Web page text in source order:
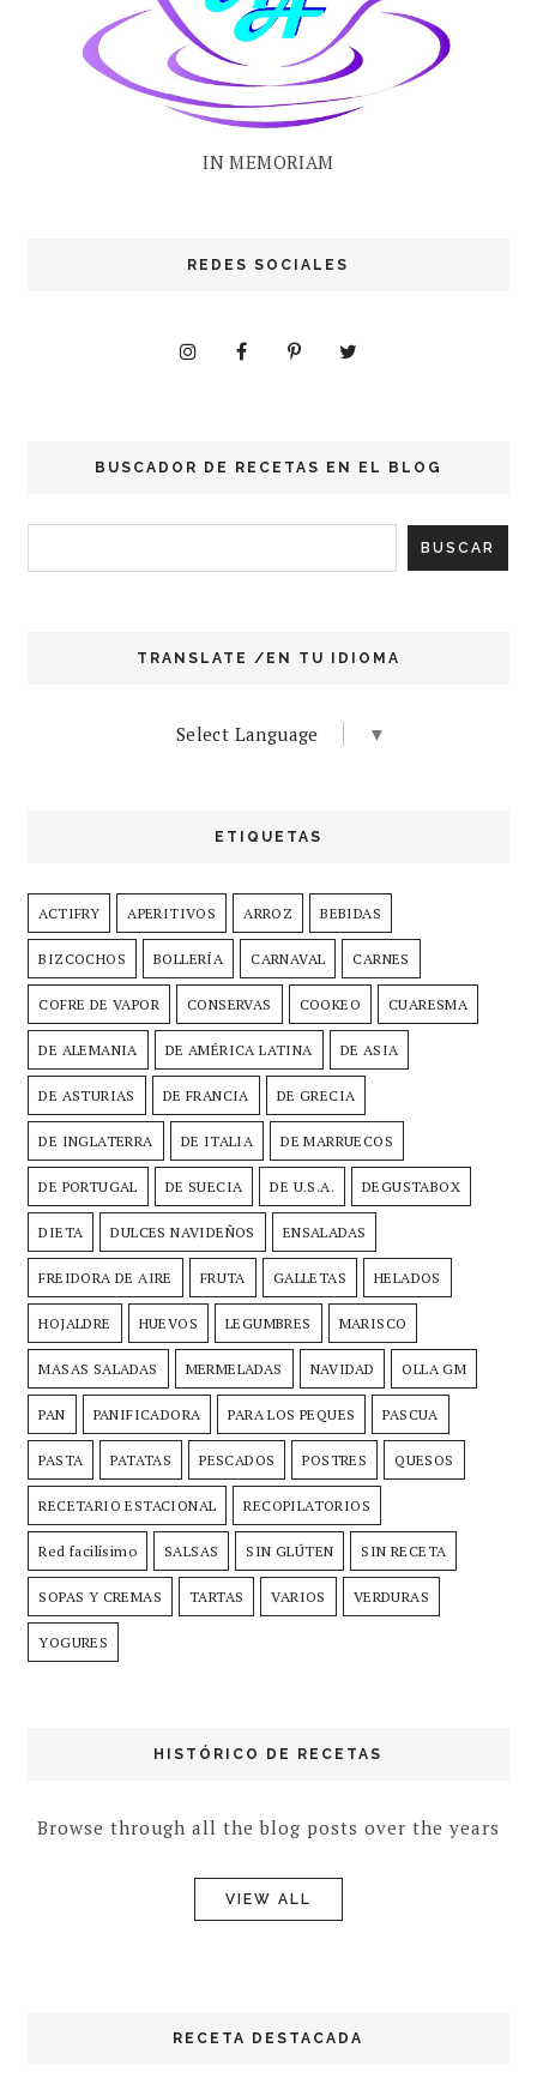
IN MEMORIAM
REDES SOCIALES
BUSCADOR DE RECETAS EN EL BLOG
TRANSLATE /EN TU IDIOMA
Select Language ▼
ETIQUETAS
ACTIFRY APERITIVOS ARROZ BEBIDAS
BIZCOCHOS BOLLERÍA CARNAVAL CARNES
COFRE DE VAPOR CONSERVAS COOKEO CUARESMA
DE ALEMANIA DE AMÉRICA LATINA DE ASIA
DE ASTURIAS DE FRANCIA DE GRECIA
DE INGLATERRA DE ITALIA DE MARRUECOS
DE PORTUGAL DE SUECIA DE U.S.A. DEGUSTABOX
DIETA DULCES NAVIDEÑOS ENSALADAS
FREIDORA DE AIRE FRUTA GALLETAS HELADOS
HOJALDRE HUEVOS LEGUMBRES MARISCO
MASAS SALADAS MERMELADAS NAVIDAD OLLA GM
PAN PANIFICADORA PARA LOS PEQUES PASCUA
PASTA PATATAS PESCADOS POSTRES QUESOS
RECETARIO ESTACIONAL RECOPILATORIOS
Red facilísimo SALSAS SIN GLÚTEN SIN RECETA
SOPAS Y CREMAS TARTAS VARIOS VERDURAS
YOGURES
HISTÓRICO DE RECETAS
Browse through all the blog posts over the years
VIEW ALL
RECETA DESTACADA